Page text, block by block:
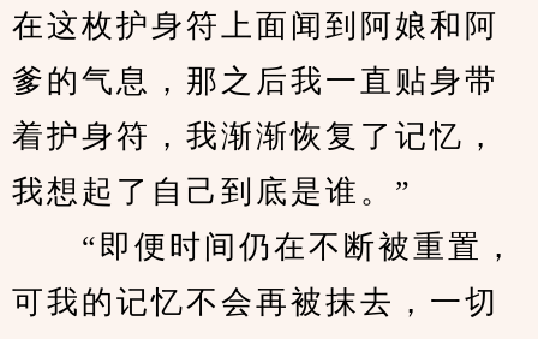
在这枚护身符上面闻到阿娘和阿
爹的气息，那之后我一直贴身带
着护身符，我渐渐恢复了记忆，
我想起了自己到底是谁。”
“即便时间仍在不断被重置，
可我的记忆不会再被抹去，一切